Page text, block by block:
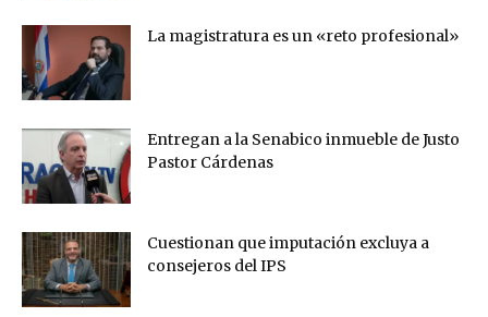
La magistratura es un «reto profesional»
Entregan a la Senabico inmueble de Justo
Pastor Cárdenas
Cuestionan que imputación excluya a
consejeros del IPS